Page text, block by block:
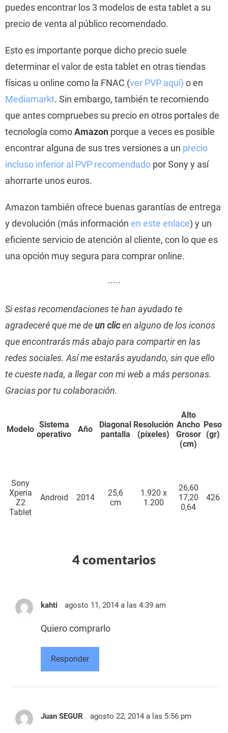
puedes encontrar los 3 modelos de esta tablet a su
precio de venta al público recomendado.
Esto es importante porque dicho precio suele
determinar el valor de esta tablet en otras tiendas
físicas u online como la FNAC (ver PVP aquí) o en
Mediamarkt. Sin embargo, también te recomiendo
que antes compruebes su precio en otros portales de
tecnología comoAmazon porque a veces es posible
encontrar alguna de sus tres versiones a un precio
incluso inferior al PVP recomendado por Sony y así
ahorrarte unos euros.
Amazon también ofrece buenas garantías de entrega
y devolución (más información en este enlace) y un
eficiente servicio de atención al cliente, con lo que es
una opción muy segura para comprar online.
·····
Si estas recomendaciones te han ayudado te
agradeceré que me de un clicen alguno de los iconos
que encontrarás más abajo para compartir en las
redes sociales. Así me estarás ayudando, sin que ello
te cueste nada, a llegar con mi web a más personas.
Gracias por tu colaboración.
Modelo Sistema
operativo
Año
Diagonal
pantalla
Resolución
(píxeles)
Alto
Ancho
Grosor
(cm)
Peso
(gr)
Sony
Xperia
Z2
Tablet
Android 2014
25,6
cm
1.920 x
1.200
26,60
17,20
0,64
426
4 comentarios
kahti agosto 11, 2014 a las 4:39 am
Quiero comprarlo
Responder
Juan SEGUR agosto 22, 2014 a las 5:56 pm